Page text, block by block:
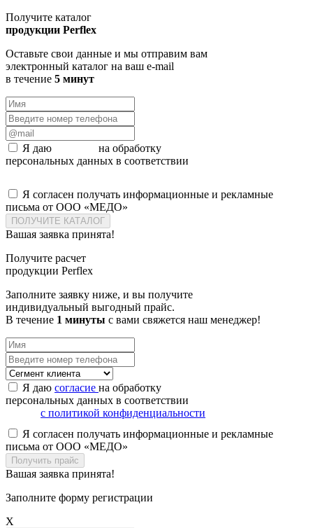
Получите каталог
продукции Perflex
Оставьте свои данные и мы отправим вам
электронный каталог на ваш e-mail
в течение 5 минут
Я даю
на обработку
персональных данных в соответствии
Я согласен получать информационные и рекламные
письма от ООО «МЕДО»
ПОЛУЧИТЕ КАТАЛОГ
Вашая заявка принята!
Получите расчет
продукции Perflex
Заполните заявку ниже, и вы получите
индивидуальный выгодный прайс.
В течение 1 минуты с вами свяжется наш менеджер!
Я даю согласие на обработку
персональных данных в соответствии
с политикой конфиденциальности
Я согласен получать информационные и рекламные
письма от ООО «МЕДО»
Получить прайс
Вашая заявка принята!
Заполните форму регистрации
X